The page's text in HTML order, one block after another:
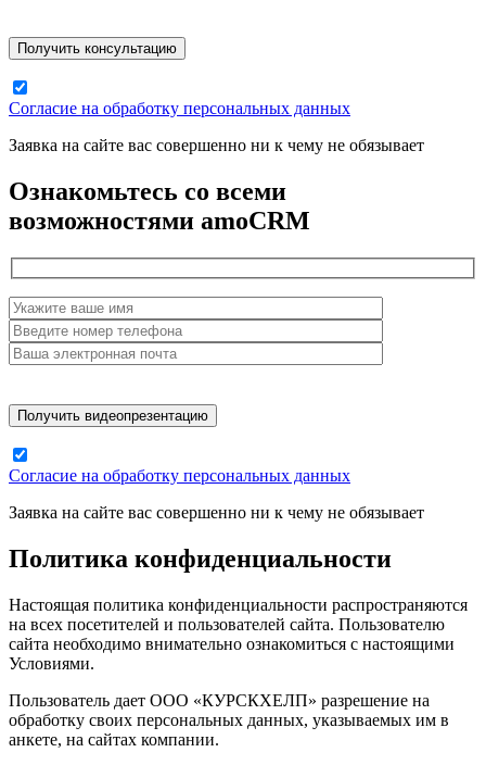
Согласие на обработку персональных данных
Заявка на сайте вас совершенно ни к чему не обязывает
Ознакомьтесь со всеми
возможностями amoCRM
Согласие на обработку персональных данных
Заявка на сайте вас совершенно ни к чему не обязывает
Политика конфиденциальности
Настоящая политика конфиденциальности распространяются
на всех посетителей и пользователей сайта. Пользователю
сайта необходимо внимательно ознакомиться с настоящими
Условиями.
Пользователь дает ООО «КУРСКХЕЛП» разрешение на
обработку своих персональных данных, указываемых им в
анкете, на сайтах компании.